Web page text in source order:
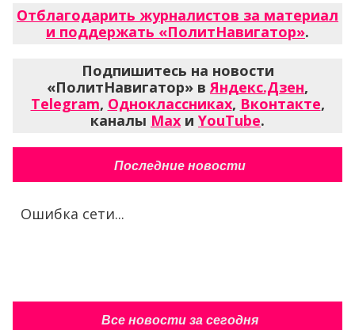
Отблагодарить журналистов за материал
и поддержать «ПолитНавигатор».
Подпишитесь на новости
«ПолитНавигатор» в Яндекс.Дзен,
Telegram, Одноклассниках, Вконтакте,
каналы Max и YouTube.
Последние новости
Ошибка сети...
Все новости за сегодня